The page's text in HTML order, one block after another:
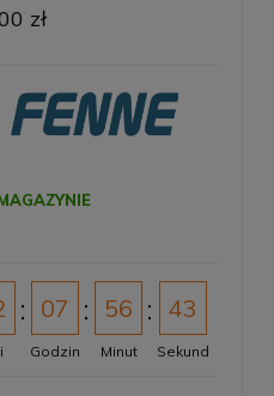
zł
07
Godzin
56
Minut
42
Sekund